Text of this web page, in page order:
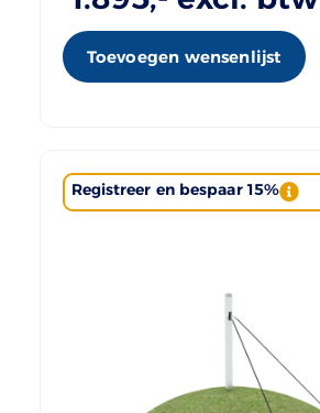
Toevoegen wensenlijst
Registreer en bespaar 15%